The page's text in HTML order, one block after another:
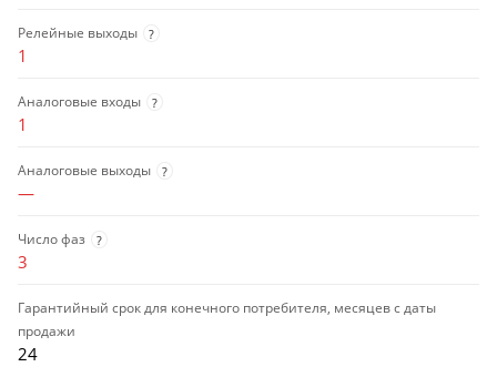
Релейные выходы ?
1
Аналоговые входы ?
1
Аналоговые выходы ?
—
Число фаз ?
3
Гарантийный срок для конечного потребителя, месяцев с даты
продажи
24